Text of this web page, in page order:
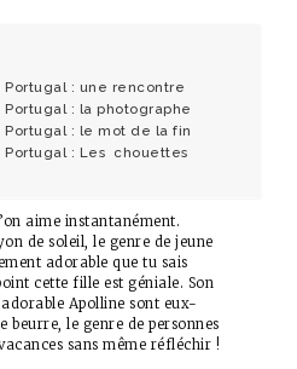
: une rencontre
: la photographe
: le mot de la fin
: Les chouettes
aime instantanément.
de soleil, le genre de jeune
adorable que tu sais
cette fille est géniale. Son
Apolline sont eux-
beurre, le genre de personnes
sans même réfléchir !